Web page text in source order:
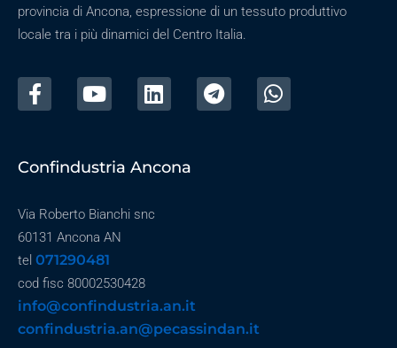
provincia di Ancona, espressione di un tessuto produttivo
locale tra i più dinamici del Centro Italia.
Confindustria Ancona
Via Roberto Bianchi snc
60131 Ancona AN
tel 071290481
cod fisc 80002530428
info@confindustria.an.it
confindustria.an@pecassindan.it